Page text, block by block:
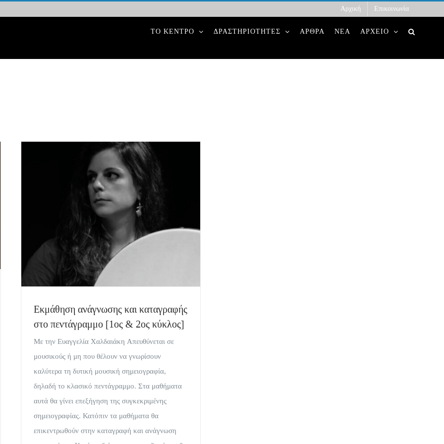
Αρχική Επικοινωνία
ΤΟ ΚΕΝΤΡΟ ΔΡΑΣΤΗΡΙΟΤΗΤΕΣ ΑΡΘΡΑ ΝΕΑ ΑΡΧΕΙΟ
Εκμάθηση ανάγνωσης και καταγραφής
στο πεντάγραμμο [1ος & 2ος κύκλος]
Με την Ευαγγελία Χαλδαιάκη Απευθύνεται σε
μουσικούς ή μη που θέλουν να γνωρίσουν
καλύτερα τη δυτική μουσική σημειογραφία,
δηλαδή το κλασικό πεντάγραμμο. Στα μαθήματα
αυτά θα γίνει επεξήγηση της συγκεκριμένης
σημειογραφίας. Κατόπιν τα μαθήματα θα
επικεντρωθούν στην καταγραφή και ανάγνωση